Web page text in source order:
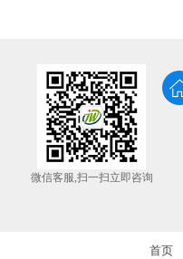
微信客服,扫一扫立即咨询
首页